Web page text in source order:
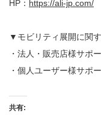
HP： https://ali-jp.com/
▼モビリティ展開に関
・法人・販売店様サポー
・個人ユーザー様サポー
共有: